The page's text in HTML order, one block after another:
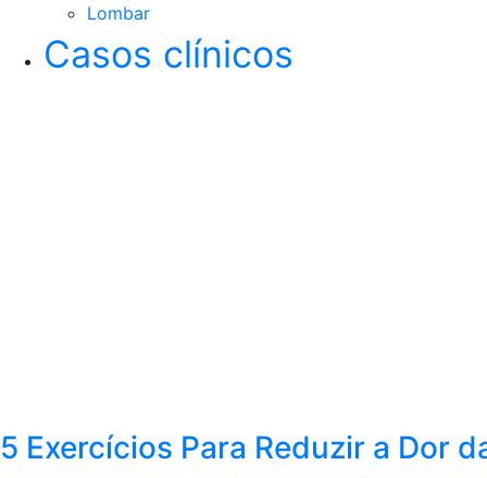
Lombar
Casos clínicos
5 Exercícios Para Reduzir a Dor